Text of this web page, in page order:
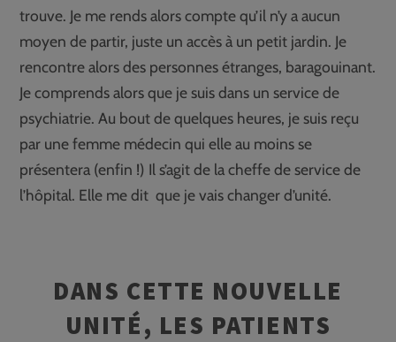
trouve. Je me rends alors compte qu’il n’y a aucun
moyen de partir, juste un accès à un petit jardin. Je
rencontre alors des personnes étranges, baragouinant.
Je comprends alors que je suis dans un service de
psychiatrie. Au bout de quelques heures, je suis reçu
par une femme médecin qui elle au moins se
présentera (enfin !) Il s’agit de la cheffe de service de
l’hôpital. Elle me dit que je vais changer d’unité.
DANS CETTE NOUVELLE
UNITÉ, LES PATIENTS